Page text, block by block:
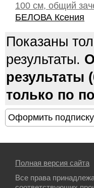
100 см, общий
БЕЛОВА Ксения
Показаны
результаты.
результаты
только по
Полная версия сайта
Все права